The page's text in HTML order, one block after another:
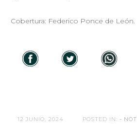
Cobertura: Federico Ponce de León.
12 JUNIO, 2024 POSTED IN: -